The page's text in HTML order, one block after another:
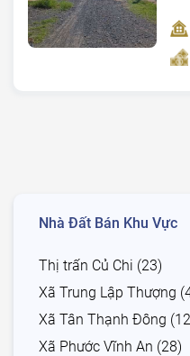
Nhà Đất Bán Khu Vực
Thị trấn Củ Chi (23)
Xã Trung Lập Thượng
Xã Tân Thạnh Đông
Xã Phước Vĩnh An (28)